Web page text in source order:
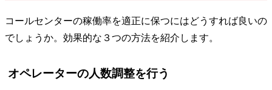
コールセンターの稼働率を適正に保つにはどうすれば良いの
でしょうか。効果的な３つの方法を紹介します。
オペレーターの人数調整を行う